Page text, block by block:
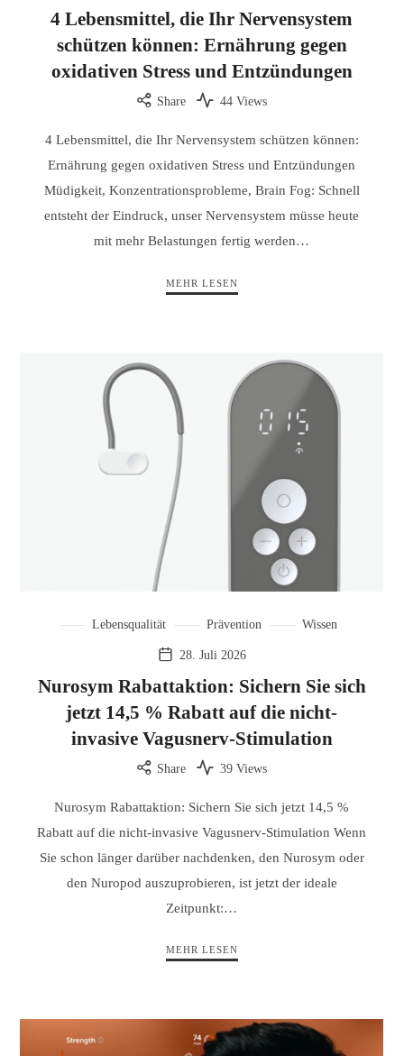
4 Lebensmittel, die Ihr Nervensystem
schützen können: Ernährung gegen
oxidativen Stress und Entzündungen
Share 44 Views
4 Lebensmittel, die Ihr Nervensystem schützen können:
Ernährung gegen oxidativen Stress und Entzündungen
Müdigkeit, Konzentrationsprobleme, Brain Fog: Schnell
entsteht der Eindruck, unser Nervensystem müsse heute
mit mehr Belastungen fertig werden…
MEHR LESEN
Lebensqualität Prävention Wissen
28. Juli 2026
Nurosym Rabattaktion: Sichern Sie sich
jetzt 14,5 % Rabatt auf die nicht-
invasive Vagusnerv-Stimulation
Share 39 Views
Nurosym Rabattaktion: Sichern Sie sich jetzt 14,5 %
Rabatt auf die nicht-invasive Vagusnerv-Stimulation Wenn
Sie schon länger darüber nachdenken, den Nurosym oder
den Nuropod auszuprobieren, ist jetzt der ideale
Zeitpunkt:…
MEHR LESEN